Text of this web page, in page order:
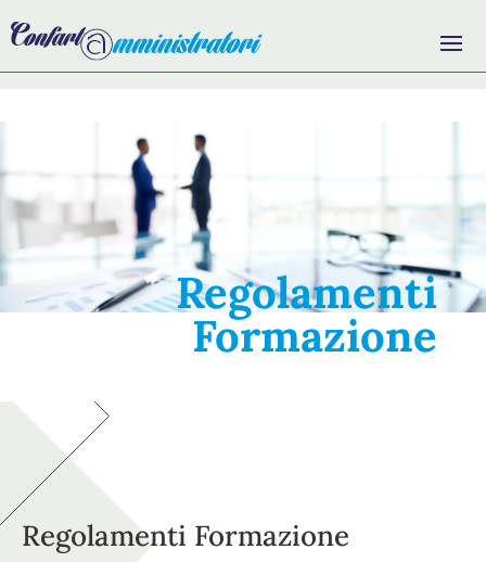
Regolamenti
Formazione
Regolamenti Formazione